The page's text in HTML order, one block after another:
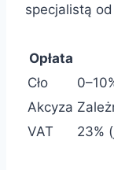
specjalistą
Opłata
Cło
Akcyza
VAT
23%